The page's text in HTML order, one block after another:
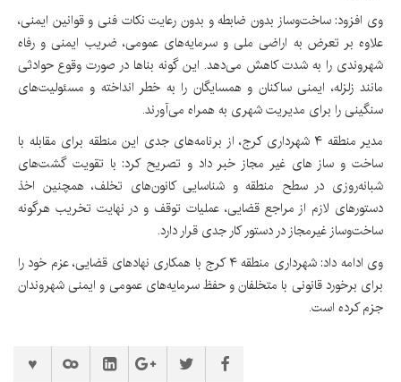
وی افزود: ساخت‌وساز بدون ضابطه و بدون رعایت نکات فنی و قوانین ایمنی،
علاوه بر تعرض به اراضی ملی و سرمایه‌های عمومی، ضریب ایمنی و رفاه
شهروندی را به شدت کاهش می‌دهد. این گونه بناها در صورت وقوع حوادثی
مانند زلزله، ایمنی ساکنان و همسایگان را به خطر انداخته و مسئولیت‌های
سنگینی را برای مدیریت شهری به همراه می‌آورند.
مدیر منطقه ۴ شهرداری کرج، از برنامه‌های جدی این منطقه برای مقابله با
ساخت و ساز های غیر مجاز خبر داد و تصریح کرد: با تقویت گشت‌های
شبانه‌روزی در سطح منطقه و شناسایی کانون‌های تخلف، همچنین اخذ
دستورهای لازم از مراجع قضایی، عملیات توقف و در نهایت تخریب هرگونه
ساخت‌وساز غیرمجاز در دستور کار جدی قرار دارد.
وی ادامه داد: شهرداری منطقه ۴ کرج با همکاری نهادهای قضایی، عزم خود را
برای برخورد قانونی با متخلفان و حفظ سرمایه‌های عمومی و ایمنی شهروندان
جزم کرده است.